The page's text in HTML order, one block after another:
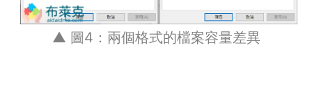
▲ 圖4：兩個格式的檔案容量差異